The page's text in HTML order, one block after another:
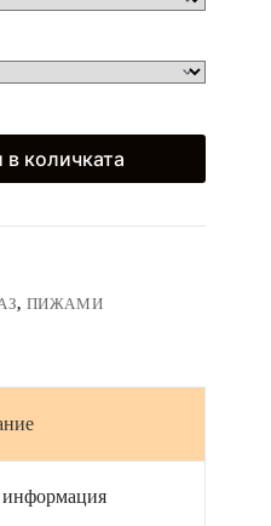
количката
, ПИЖАМИ